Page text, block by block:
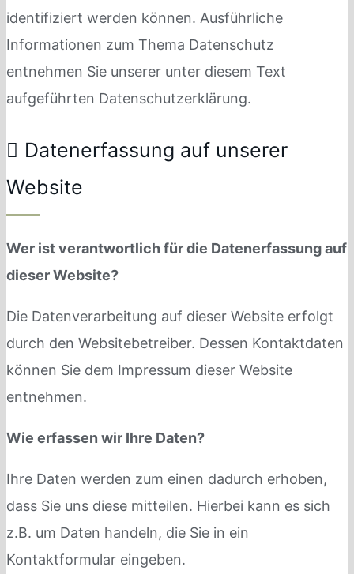
identifiziert werden können. Ausführliche
Informationen zum Thema Datenschutz
entnehmen Sie unserer unter diesem Text
aufgeführten Datenschutzerklärung.
Datenerfassung auf unserer
Website
Wer ist verantwortlich für die Datenerfassung auf
dieser Website?
Die Datenverarbeitung auf dieser Website erfolgt
durch den Websitebetreiber. Dessen Kontaktdaten
können Sie dem Impressum dieser Website
entnehmen.
Wie erfassen wir Ihre Daten?
Ihre Daten werden zum einen dadurch erhoben,
dass Sie uns diese mitteilen. Hierbei kann es sich
z.B. um Daten handeln, die Sie in ein
Kontaktformular eingeben.